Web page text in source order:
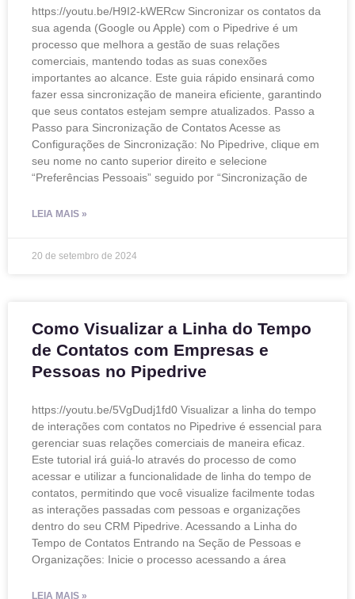
https://youtu.be/H9I2-kWERcw Sincronizar os contatos da
sua agenda (Google ou Apple) com o Pipedrive é um
processo que melhora a gestão de suas relações
comerciais, mantendo todas as suas conexões
importantes ao alcance. Este guia rápido ensinará como
fazer essa sincronização de maneira eficiente, garantindo
que seus contatos estejam sempre atualizados. Passo a
Passo para Sincronização de Contatos Acesse as
Configurações de Sincronização: No Pipedrive, clique em
seu nome no canto superior direito e selecione
“Preferências Pessoais” seguido por “Sincronização de
LEIA MAIS »
20 de setembro de 2024
Como Visualizar a Linha do Tempo
de Contatos com Empresas e
Pessoas no Pipedrive
https://youtu.be/5VgDudj1fd0 Visualizar a linha do tempo
de interações com contatos no Pipedrive é essencial para
gerenciar suas relações comerciais de maneira eficaz.
Este tutorial irá guiá-lo através do processo de como
acessar e utilizar a funcionalidade de linha do tempo de
contatos, permitindo que você visualize facilmente todas
as interações passadas com pessoas e organizações
dentro do seu CRM Pipedrive. Acessando a Linha do
Tempo de Contatos Entrando na Seção de Pessoas e
Organizações: Inicie o processo acessando a área
LEIA MAIS »